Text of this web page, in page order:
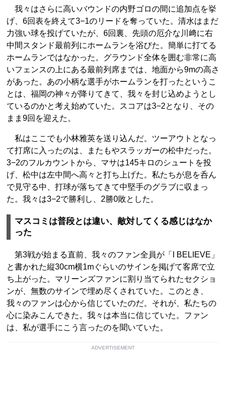
我々はさらに高いバウンドの内野ゴロの間に追加点を挙
げ、6回表を終えて3−1のリードを奪っていた。清水はまだ
力強い球を投げていたが、6回裏、先頭の厄介な川﨑に右
中間スタンド最前列にホームランを浴びた。簡単に打てる
ホームランではなかった。グラウンド全体を囲む非常に高
いフェンスの上にある最前列席までは、地面から9mの高さ
があった。あの小柄な選手がホームランを打ったというこ
とは、福岡の神々が降りてきて、我々を封じ込めようとし
ているのかと考え始めていた。スコアは3−2となり、その
まま9回を迎えた。
私はここでも小林雅英を送り込んだ。ツーアウトとなっ
て打席に入ったのは、またもやスラッガーの松中だった。
3−2のフルカウントから、マサは145キロのシュートを投
げ、松中は左中間へ高々と打ち上げた。私たちが息を呑ん
で見守る中、打球が落ちてきて中堅手のグラブに収まっ
た。我々は3−2で勝利し、2勝0敗とした。
マスコミは普段とは違い、敵対してくる感じはなか
った
第3戦が始まる直前、我々のファン全員が「I BELIEVE」
と書かれた縦30cm横1mぐらいのサインを掲げて客席で立
ち上がった。マリーンズファンに割り当てられたセクショ
ンが、無数のサインで埋め尽くされていた。このとき、
我々のファンは心から信じていたのだ。それが、私たちの
心に染みこんできた。我々は本当に信じていた。ファン
は、私が選手にこう言ったのを聞いていた。
ADVERTISEMENT